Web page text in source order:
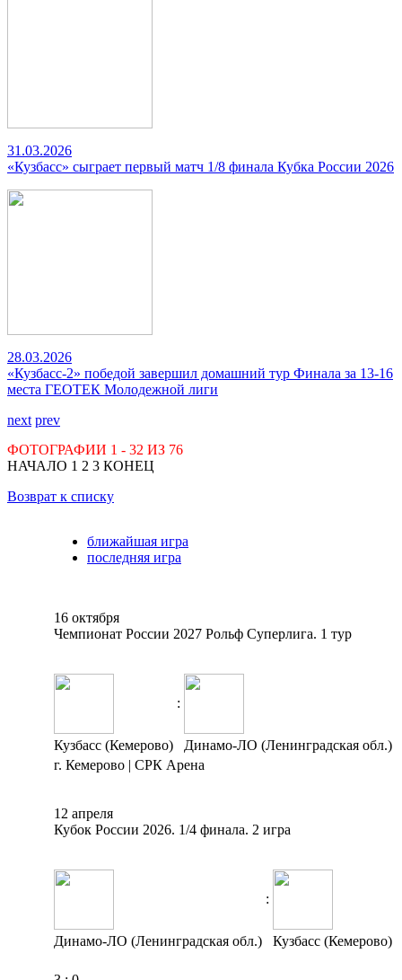
31.03.2026
«Кузбасс» сыграет первый матч 1/8 финала Кубка России 2026
28.03.2026
«Кузбасс-2» победой завершил домашний тур Финала за 13-16
места ГЕОТЕК Молодежной лиги
next prev
ФОТОГРАФИИ 1 - 32 ИЗ 76
НАЧАЛО 1 2 3 КОНЕЦ
Возврат к списку
ближайшая игра
последняя игра
16 октября
Чемпионат России 2027 Рольф Суперлига. 1 тур
:
Кузбасс (Кемерово)
Динамо-ЛО (Ленинградская обл.)
г. Кемерово | СРК Арена
12 апреля
Кубок России 2026. 1/4 финала. 2 игра
:
Динамо-ЛО (Ленинградская обл.) Кузбасс (Кемерово)